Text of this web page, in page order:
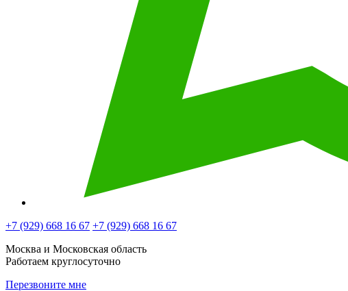
+7 (929) 668 16 67 +7 (929) 668 16 67
Москва и Московская область
Работаем круглосуточно
Перезвоните мне